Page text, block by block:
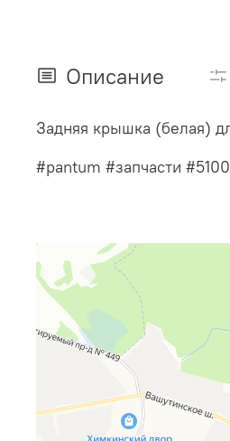
Описание
Задняя крышка (белая)
#pantum #запчасти